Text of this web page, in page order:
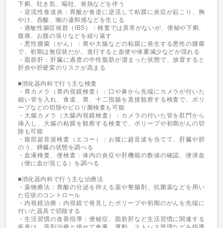
下痢、吐き気、嘔吐、発熱などを伴う
・逆流性食道炎：胃酸が食道に逆流して粘膜に炎症が起こり、胸
やけ、呑酸、喉の違和感などを生じる
・過敏性腸症候群（IBS）：検査では異常がないが、便秘や下痢、
腹痛、お腹の張りなどを繰り返す
・悪性腫瘍（がん）：胃や大腸などの粘膜に発生する悪性の腫瘍
で、初期は無症状だが、進行すると血便や体重減少などが現れる
・脂肪肝：肝臓に過度の中性脂肪が溜まった状態で、放置すると
肝炎や肝硬変のリスクが高まる
■消化器内科で行う主な検査
・胃カメラ（胃内視鏡検査）：口や鼻から先端にカメラが付いた
細い管を入れ、食道、胃、十二指腸を直接観察する検査で、ポリ
ープなどの切除やピロリ菌検査も可能
・大腸カメラ（大腸内視鏡検査）：カメラの付いた管を肛門から
挿入し、大腸の粘膜を観察する検査で、ポリープや初期がんの切
除も可能
・腹部超音波検査（エコー）：お腹に超音波を当てて、肝臓や胆
のう、膵臓の状態を調べる
・血液検査、便検査：体内の炎症や肝機能の数値の確認、便潜血
（便に血が混じる）を調べる
■消化器内科で行う主な治療法
・薬物療法：胃酸の分泌を抑える薬や整腸剤、抗菌薬などを用い
た症状のコントロール
・内視鏡治療：内視鏡で発見したポリープや初期のがんを先端に
付いた器具で切除する
・生活習慣の改善指導：便秘症、脂肪肝など生活習慣に関連する